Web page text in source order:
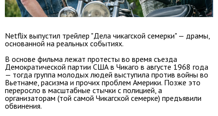
Netflix выпустил трейлер "Дела чикагской семерки" — драмы,
основанной на реальных событиях.
В основе фильма лежат протесты во время съезда
Демократической партии США в Чикаго в августе 1968 года
— тогда группа молодых людей выступила против войны во
Вьетнаме, расизма и прочих проблем Америки. Позже это
переросло в масштабные стычки с полицией, а
организаторам (той самой Чикагской семерке) предъявили
обвинения.